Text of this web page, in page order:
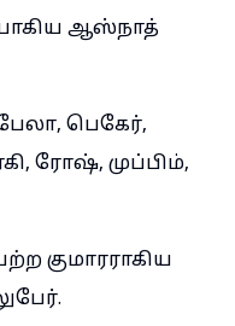
ஆஸ்நாத்
பெகேர்,
ரோஷ், முப்பிம்,
குமாரராகிய